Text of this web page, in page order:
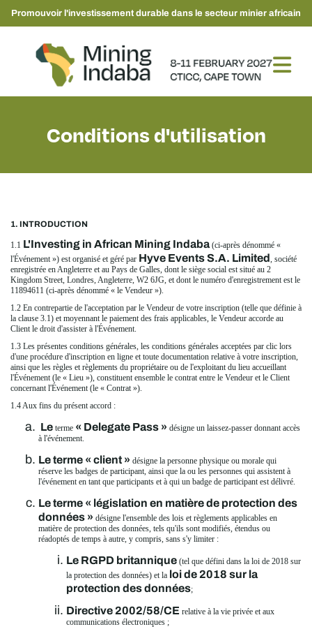
Promouvoir l'investissement durable dans le secteur minier africain
Conditions d'utilisation
1. INTRODUCTION
1.1 L'Investing in African Mining Indaba(ci-après dénommé «
l'Événement ») est organisé et géré par Hyve Events S.A. Limited, société
enregistrée en Angleterre et au Pays de Galles, dont le siège social est situé au 2
Kingdom Street, Londres, Angleterre, W2 6JG, et dont le numéro d'enregistrement est le
11894611 (ci-après dénommé « le Vendeur »).
1.2 En contrepartie de l'acceptation par le Vendeur de votre inscription (telle que définie à
la clause 3.1) et moyennant le paiement des frais applicables, le Vendeur accorde au
Client le droit d'assister à l'Événement.
1.3 Les présentes conditions générales, les conditions générales acceptées par clic lors
d'une procédure d'inscription en ligne et toute documentation relative à votre inscription,
ainsi que les règles et règlements du propriétaire ou de l'exploitant du lieu accueillant
l'Événement (le « Lieu »), constituent ensemble le contrat entre le Vendeur et le Client
concernant l'Événement (le « Contrat »).
1.4 Aux fins du présent accord :
Le terme « Delegate Pass » désigne un laissez-passer donnant accès
à l'événement.
Le terme « client » désigne la personne physique ou morale qui
réserve les badges de participant, ainsi que la ou les personnes qui assistent à
l'événement en tant que participants et à qui un badge de participant est délivré.
Le terme « législation en matière de protection des
données » désigne l'ensemble des lois et règlements applicables en
matière de protection des données, tels qu'ils sont modifiés, étendus ou
réadoptés de temps à autre, y compris, sans s'y limiter :
Le RGPD britannique (tel que défini dans la loi de 2018 sur
la protection des données) et la loi de 2018 sur la
protection des données;
Directive 2002/58/CE relative à la vie privée et aux
communications électroniques ;